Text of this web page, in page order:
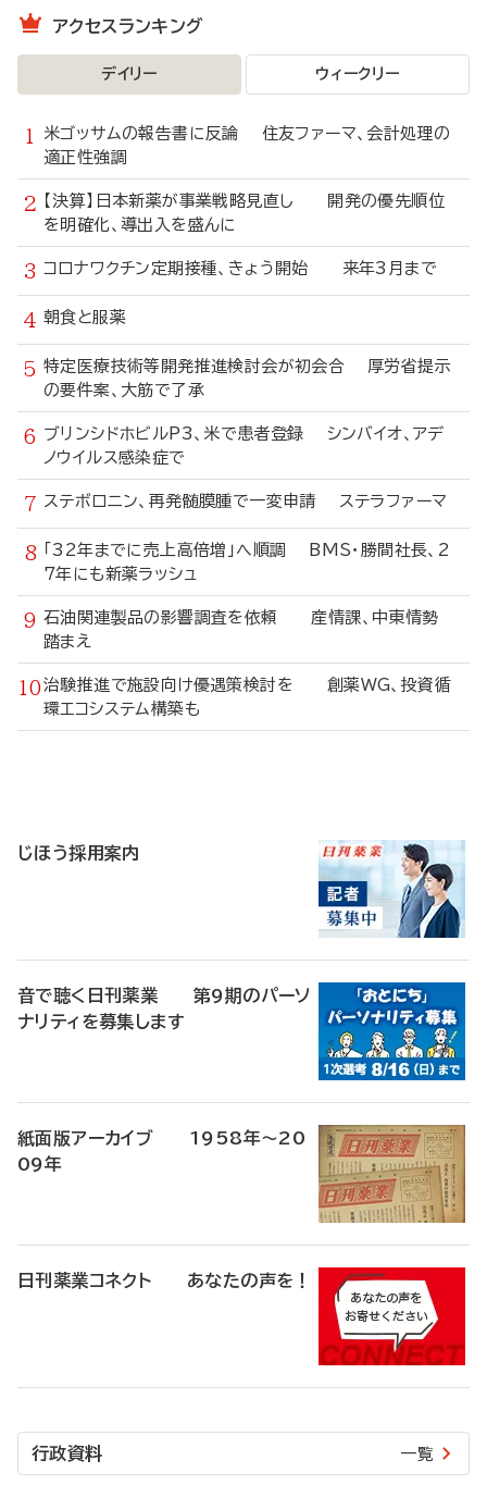
アクセスランキング
デイリー ウィークリー
米ゴッサムの報告書に反論 住友ファーマ、会計処理の
適正性強調
【決算】日本新薬が事業戦略見直し 開発の優先順位
を明確化、導出入を盛んに
コロナワクチン定期接種、きょう開始 来年3月まで
朝食と服薬
特定医療技術等開発推進検討会が初会合 厚労省提示
の要件案、大筋で了承
ブリンシドホビルP3、米で患者登録 シンバイオ、アデ
ノウイルス感染症で
ステボロニン、再発髄膜腫で一変申請 ステラファーマ
「32年までに売上高倍増」へ順調 BMS・勝間社長、2
7年にも新薬ラッシュ
石油関連製品の影響調査を依頼 産情課、中東情勢
踏まえ
治験推進で施設向け優遇策検討を 創薬WG、投資循
環エコシステム構築も
じほう採用案内
音で聴く日刊薬業 第9期のパーソ
ナリティを募集します
紙面版アーカイブ 1958年～20
09年
日刊薬業コネクト あなたの声を！
行政資料 一覧